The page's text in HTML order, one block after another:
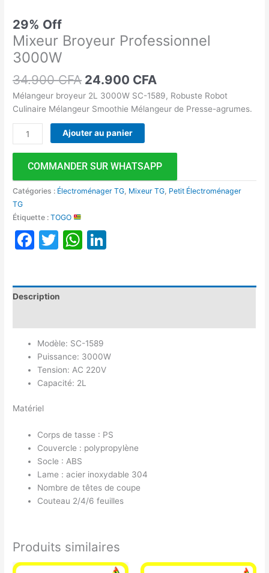
29% Off
Mixeur Broyeur Professionnel
3000W
34.900CFA 24.900 CFA
Mélangeur broyeur 2L 3000W SC-1589, Robuste Robot
Culinaire Mélangeur Smoothie Mélangeur de Presse-agrumes.
Ajouter au panier
COMMANDER SUR WHATSAPP
Catégories : Électroménager TG, Mixeur TG, Petit Électroménager
TG
Étiquette :TOGO
Facebook
TwitterWhatsApp
Description
Modèle: SC-1589
Puissance: 3000W
Tension: AC 220V
Capacité: 2L
Matériel
Corps de tasse : PS
Couvercle : polypropylène
Socle : ABS
Lame : acier inoxydable 304
Nombre de têtes de coupe
Couteau 2/4/6 feuilles
Produits similaires